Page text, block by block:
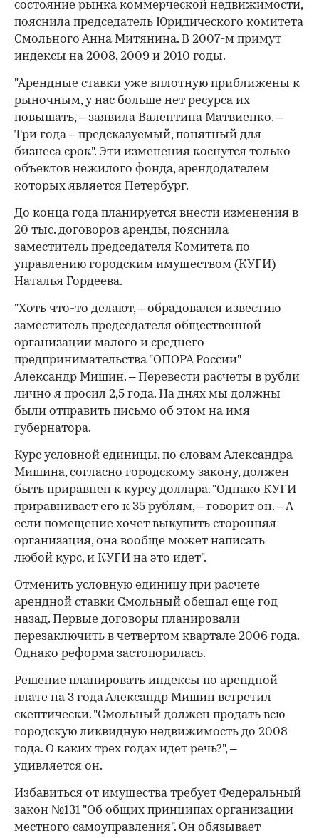
состояние рынка коммерческой недвижимости,
пояснила председатель Юридического комитета
Смольного Анна Митянина. В 2007-м примут
индексы на 2008, 2009 и 2010 годы.
"Арендные ставки уже вплотную приближены к
рыночным, у нас больше нет ресурса их
повышать, – заявила Валентина Матвиенко. –
Три года – предсказуемый, понятный для
бизнеса срок". Эти изменения коснутся только
объектов нежилого фонда, арендодателем
которых является Петербург.
До конца года планируется внести изменения в
20 тыс. договоров аренды, пояснила
заместитель председателя Комитета по
управлению городским имуществом (КУГИ)
Наталья Гордеева.
"Хоть что-то делают, – обрадовался известию
заместитель председателя общественной
организации малого и среднего
предпринимательства "ОПОРА России"
Александр Мишин. – Перевести расчеты в рубли
лично я просил 2,5 года. На днях мы должны
были отправить письмо об этом на имя
губернатора.
Курс условной единицы, по словам Александра
Мишина, согласно городскому закону, должен
быть приравнен к курсу доллара. "Однако КУГИ
приравнивает его к 35 рублям, – говорит он. – А
если помещение хочет выкупить сторонняя
организация, она вообще может написать
любой курс, и КУГИ на это идет".
Отменить условную единицу при расчете
арендной ставки Смольный обещал еще год
назад. Первые договоры планировали
перезаключить в четвертом квартале 2006 года.
Однако реформа застопорилась.
Решение планировать индексы по арендной
плате на 3 года Александр Мишин встретил
скептически. "Смольный должен продать всю
городскую ликвидную недвижимость до 2008
года. О каких трех годах идет речь?", –
удивляется он.
Избавиться от имущества требует Федеральный
закон №131 "Об общих принципах организации
местного самоуправления". Он обязывает